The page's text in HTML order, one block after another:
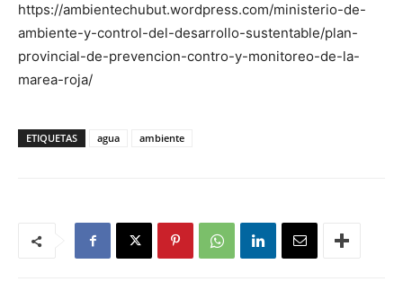
https://ambientechubut.wordpress.com/ministerio-de-
ambiente-y-control-del-desarrollo-sustentable/plan-
provincial-de-prevencion-contro-y-monitoreo-de-la-
marea-roja/
ETIQUETAS agua ambiente